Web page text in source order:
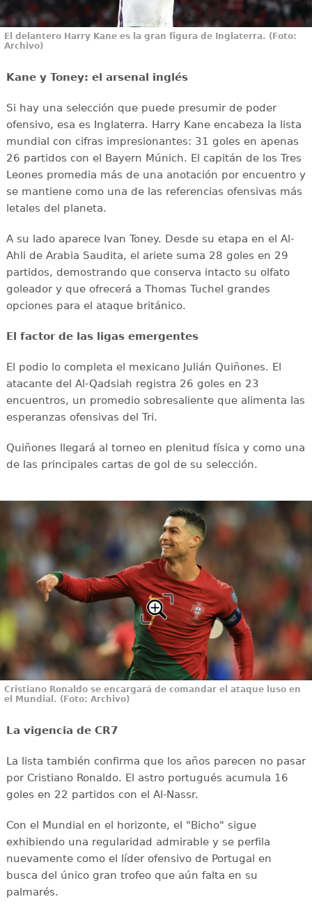
El delantero Harry Kane es la gran figura de Inglaterra. (Foto:
Archivo)
Kane y Toney: el arsenal inglés
Si hay una selección que puede presumir de poder
ofensivo, esa es Inglaterra. Harry Kane encabeza la lista
mundial con cifras impresionantes: 31 goles en apenas
26 partidos con el Bayern Múnich. El capitán de los Tres
Leones promedia más de una anotación por encuentro y
se mantiene como una de las referencias ofensivas más
letales del planeta.
A su lado aparece Ivan Toney. Desde su etapa en el Al-
Ahli de Arabia Saudita, el ariete suma 28 goles en 29
partidos, demostrando que conserva intacto su olfato
goleador y que ofrecerá a Thomas Tuchel grandes
opciones para el ataque británico.
El factor de las ligas emergentes
El podio lo completa el mexicano Julián Quiñones. El
atacante del Al-Qadsiah registra 26 goles en 23
encuentros, un promedio sobresaliente que alimenta las
esperanzas ofensivas del Tri.
Quiñones llegará al torneo en plenitud física y como una
de las principales cartas de gol de su selección.
Cristiano Ronaldo se encargará de comandar el ataque luso en
el Mundial. (Foto: Archivo)
La vigencia de CR7
La lista también confirma que los años parecen no pasar
por Cristiano Ronaldo. El astro portugués acumula 16
goles en 22 partidos con el Al-Nassr.
Con el Mundial en el horizonte, el "Bicho" sigue
exhibiendo una regularidad admirable y se perfila
nuevamente como el líder ofensivo de Portugal en
busca del único gran trofeo que aún falta en su
palmarés.